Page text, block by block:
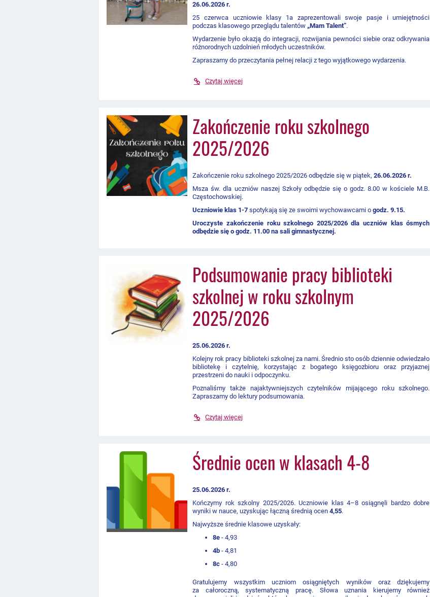
26.06.2026 r.
25 czerwca uczniowie klasy 1a zaprezentowali swoje pasje i umiejętności
podczas klasowego przeglądu talentów „Mam Talent”.
Wydarzenie było okazją do integracji, rozwijania pewności siebie oraz odkrywania
różnorodnych uzdolnień młodych uczestników.
Zapraszamy do przeczytania pełnej relacji z tego wyjątkowego wydarzenia.
Czytaj więcej
Zakończenie roku szkolnego
2025/2026
Zakończenie roku szkolnego 2025/2026 odbędzie się w piątek,26.06.2026 r.
Msza św. dla uczniów naszej Szkoły odbędzie się o godz. 8.00 w kościele M.B.
Częstochowskiej.
Uczniowie klas 1-7 spotykają się ze swoimi wychowawcami ogodz. 9.15.
Uroczyste zakończenie roku szkolnego 2025/2026 dla uczniów klas ósmych
odbędzie się o godz. 11.00 na sali gimnastycznej.
Podsumowanie pracy biblioteki
szkolnej w roku szkolnym
2025/2026
25.06.2026 r.
Kolejny rok pracy biblioteki szkolnej za nami. Średnio sto osób dziennie odwiedzało
bibliotekę i czytelnię, korzystając z bogatego księgozbioru oraz przyjaznej
przestrzeni do nauki i odpoczynku.
Poznaliśmy także najaktywniejszych czytelników mijającego roku szkolnego.
Zapraszamy do lektury podsumowania.
Czytaj więcej
Średnie ocen w klasach 4-8
25.06.2026 r.
Kończymy rok szkolny 2025/2026. Uczniowie klas 4–8 osiągnęli bardzo dobre
wyniki w nauce, uzyskując łączną średnią ocen4,55.
Najwyższe średnie klasowe uzyskały:
8e - 4,93
4b- 4,81
8c- 4,80
Gratulujemy wszystkim uczniom osiągniętych wyników oraz dziękujemy
za całoroczną, systematyczną pracę. Słowa uznania kierujemy również